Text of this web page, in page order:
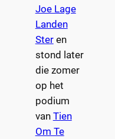
Joe Lage
Landen
Steren
stond later
die zomer
op het
podium
van Tien
Om Te